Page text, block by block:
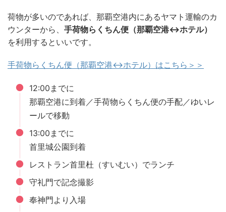
荷物が多いのであれば、那覇空港内にあるヤマト運輸のカ
ウンターから、 手荷物らくちん便（那覇空港↔︎ホテル）
を利用するといいです。
手荷物らくちん便（那覇空港↔︎ホテル）はこちら＞＞
12:00までに
那覇空港に到着／手荷物らくちん便の手配／ゆいレ
ールで移動
13:00までに
首里城公園到着
レストラン首里杜（すいむい）でランチ
守礼門で記念撮影
奉神門より入場